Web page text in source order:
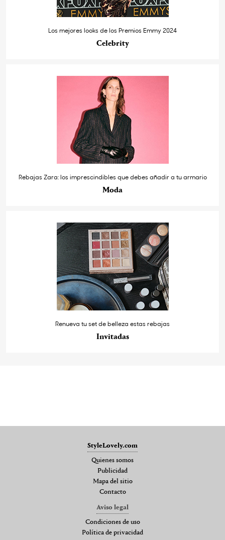
Los mejores looks de los Premios Emmy 2024
Celebrity
Rebajas Zara: los imprescindibles que debes añadir a tu armario
Moda
Renueva tu set de belleza estas rebajas
Invitadas
StyleLovely.com
Quienes somos
Publicidad
Mapa del sitio
Contacto
Aviso legal
Condiciones de uso
Política de privacidad